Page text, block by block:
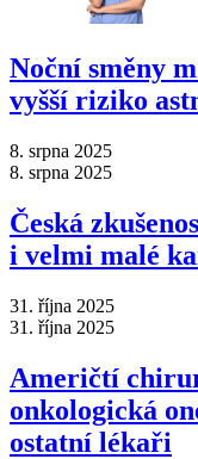
Noční směny
vyšší riziko
8. srpna 2025
8. srpna 2025
Česká
i velmi malé
31. října 2025
31. října 2025
Američtí
onkologická
ostatní lékaři